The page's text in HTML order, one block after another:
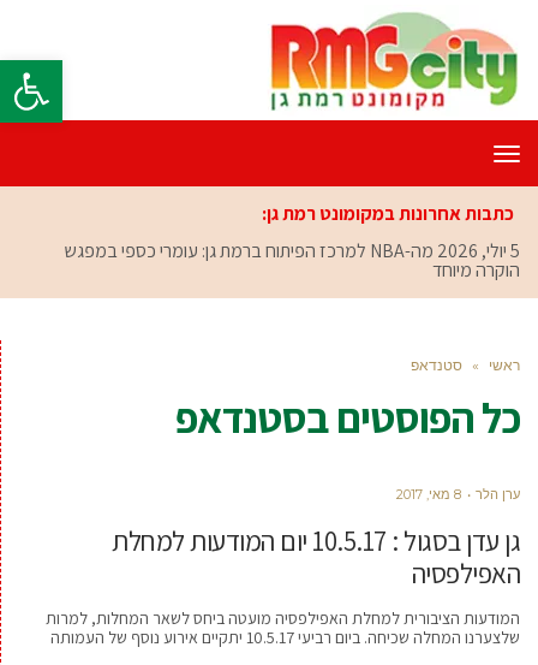
פתח
תפריט
כתבות אחרונות במקומונט רמת גן:
5 יולי, 2026
מה-NBA למרכז הפיתוח ברמת גן: עומרי כספי במפגש
הוקרה מיוחד
ראשי » סטנדאפ
כל הפוסטים בסטנדאפ
ערן הלר 8 מאי, 2017
גן עדן בסגול : 10.5.17 יום המודעות למחלת
האפילפסיה
המודעות הציבורית למחלת האפילפסיה מועטה ביחס לשאר המחלות, למרות
שלצערנו המחלה שכיחה. ביום רביעי 10.5.17 יתקיים אירוע נוסף של העמותה